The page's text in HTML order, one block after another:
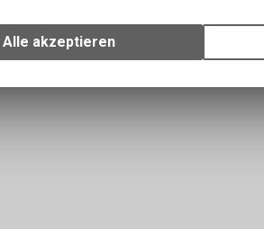
Ihrem Gerät, um die grundlegenden
Verwendung des Warenkorbs, zu
zulassen.
Alle akzeptieren